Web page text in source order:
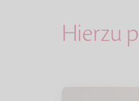
Hierzu